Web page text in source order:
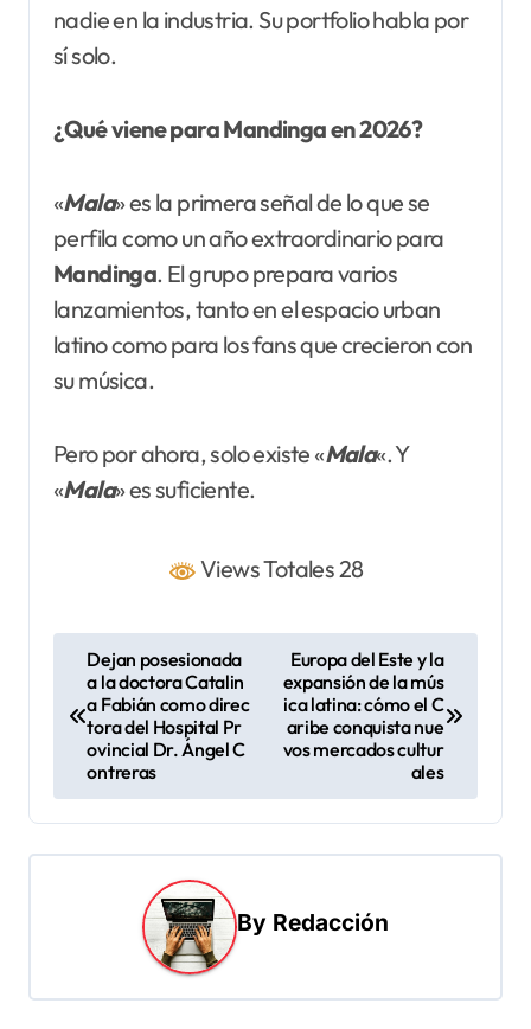
nadie en la industria. Su portfolio habla por
sí solo.
¿Qué viene para Mandinga en 2026?
«Mala» es la primera señal de lo que se
perfila como un año extraordinario para
Mandinga. El grupo prepara varios
lanzamientos, tanto en el espacio urban
latino como para los fans que crecieron con
su música.
Pero por ahora, solo existe «Mala«. Y
«Mala» es suficiente.
Views Totales 28
g
a
n
Dejan posesionada
a la doctora Catalin
a Fabián como direc
tora del Hospital Pr
ovincial Dr. Ángel C
ontreras
Europa del Este y la
expansión de la mús
ica latina: cómo el C
aribe conquista nue
vos mercados cultur
ales
By Redacción